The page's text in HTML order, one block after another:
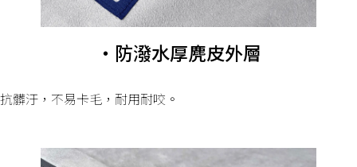
・防潑水厚麂皮外層
抗髒汙，不易卡毛，耐用耐咬。